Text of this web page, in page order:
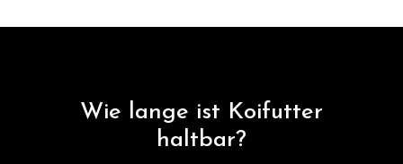
Wie lange ist Koifutter
haltbar?